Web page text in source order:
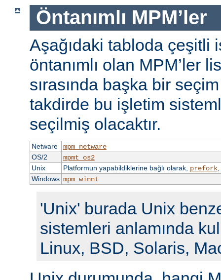
Öntanımlı MPM’ler
Aşağıdaki tabloda çeşitli
öntanımlı olan MPM’ler
sırasında başka bir seçim
takdirde bu işletim
seçilmiş olacaktır.
Netware
mpm_netware
OS/2
mpmt_os2
Unix
Platformun yapabildiklerine bağlı olarak, prefork,
Windows mpm_winnt
'Unix' burada Unix
sistemleri anlamında
Linux, BSD, Solaris,